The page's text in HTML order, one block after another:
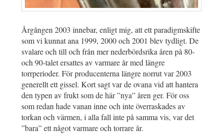
Årgången 2003 innebar, enligt mig, att ett paradigmskifte
som vi kunnat ana 1999, 2000 och 2001 blev tydligt. De
svalare och till och från mer nederbördsrika åren på 80-
och 90-talet ersattes av varmare år med längre
torrperioder. För producenterna längre norrut var 2003
generellt ett gissel. Kort sagt var de ovana vid att hantera
den typen av frukt som de här ”nya” åren ger. För oss
som redan hade vanan inne och inte överraskades av
torkan och värmen, i alla fall inte på samma vis, var det
”bara” ett något varmare och torrare år.